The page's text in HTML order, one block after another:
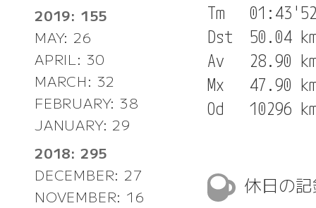
2019: 155
MAY: 26
APRIL: 30
MARCH: 32
FEBRUARY: 38
JANUARY: 29
2018: 295
DECEMBER: 27
NOVEMBER: 16
Tm
Dst  50.04
Av   28.90
Mx   47.90
休日の